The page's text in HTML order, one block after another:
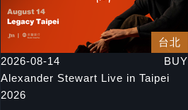
台北
2026-08-14
BUY
Alexander Stewart Live in Taipei
2026